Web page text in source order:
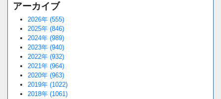
アーカイブ
2026年 (555)
2025年 (846)
2024年 (989)
2023年 (940)
2022年 (932)
2021年 (964)
2020年 (963)
2019年 (1022)
2018年 (1061)